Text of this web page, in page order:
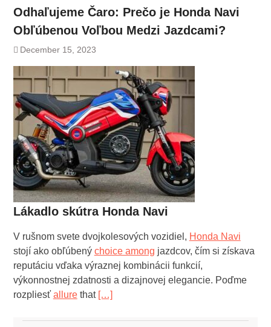
Odhaľujeme Čaro: Prečo je Honda Navi
Obľúbenou Voľbou Medzi Jazdcami?
December 15, 2023
Lákadlo skútra Honda Navi
V rušnom svete dvojkolesových vozidiel, Honda Navi
stojí ako obľúbený choice among jazdcov, čím si získava
reputáciu vďaka výraznej kombinácii funkcií,
výkonnostnej zdatnosti a dizajnovej elegancie. Poďme
rozpliesť allurethat […]